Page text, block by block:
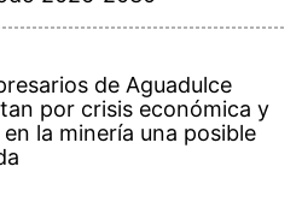
de Aguadulce
por crisis económica y
la minería una posible